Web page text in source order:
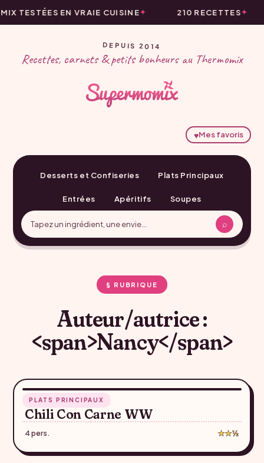
TESTÉES EN VRAIE CUISINE 210 RECETTES
DEPUIS 2014
Recettes, carnets & petits bonheurs au Thermomix
♥Mes favoris
Desserts et Confiseries Plats Principaux
Entrées Apéritifs Soupes
⌕
§ RUBRIQUE
Auteur/autrice :
<span>Nancy</span>
PLATS PRINCIPAUX
Chili Con Carne WW
4 pers. ★★½